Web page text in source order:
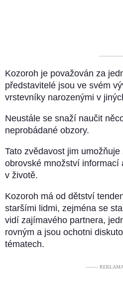
Kozoroh je považován za
představitelé jsou ve svém
vrstevníky narozenými v
Neustále se snaží naučit
neprobádané obzory.
Tato zvědavost jim
obrovské množství informací
v životě.
Kozoroh má od dětství
staršími lidmi, zejména se
vidí zajímavého partnera,
rovným a jsou ochotni
tématech.
–––––